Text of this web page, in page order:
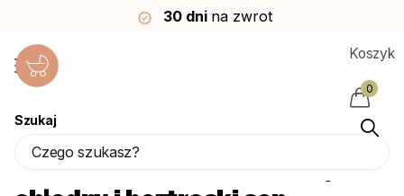
30 dni na zwrot
Szukaj
Koszyk
0
Strona główna